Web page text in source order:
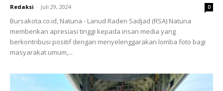
Redaksi - Juli 29, 2024 0
Bursakota.co.id, Natuna - Lanud Raden Sadjad (RSA) Natuna
memberikan apresiasi tinggi kepada insan media yang
berkontribusi positif dengan menyelenggarakan lomba foto bagi
masyarakat umum,...